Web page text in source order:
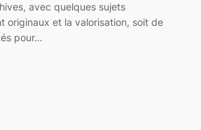
avec quelques sujets
originaux et la valorisation, soit de
pour…